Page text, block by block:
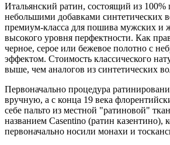
Итальянский ратин, состоящий из
небольшими добавками синтетических
премиум-класса для пошива мужских и
высокого уровня перфектности. Как
черное, серое или бежевое полотно с
эффектом. Стоимость классического
выше, чем аналогов из синтетических
Первоначально процедура
вручную, а с конца 19 века
себе пальто из местной "ратиновой"
названием Casentino (ратин казентино),
первоначально носили монахи и